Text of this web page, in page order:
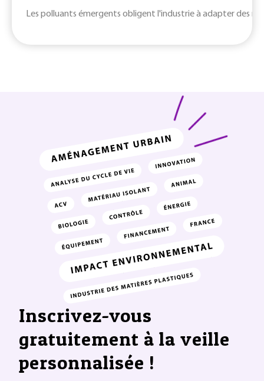
Les polluants émergents obligent l'industrie à adapter des
Inscrivez-vous
gratuitement à la veille
personnalisée !